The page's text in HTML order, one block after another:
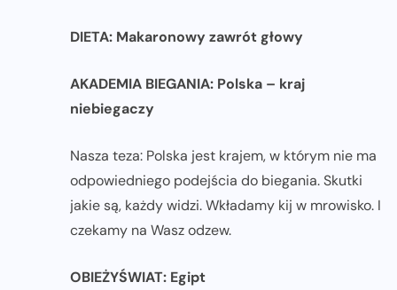
DIETA: Makaronowy zawrót głowy
AKADEMIA BIEGANIA: Polska – kraj
niebiegaczy
Nasza teza: Polska jest krajem, w którym nie ma
odpowiedniego podejścia do biegania. Skutki
jakie są, każdy widzi. Wkładamy kij w mrowisko. I
czekamy na Wasz odzew.
OBIEŻYŚWIAT: Egipt